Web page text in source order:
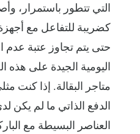
التي تتطور باستمرار،
كضريبة للتفاعل مع أجهزة
حتى يتم تجاوز عتبة عدم
اليومية الجيدة على هذه
متاجر البقالة. إذا كنت
الدفع الذاتي ما لم
العناصر البسيطة مع